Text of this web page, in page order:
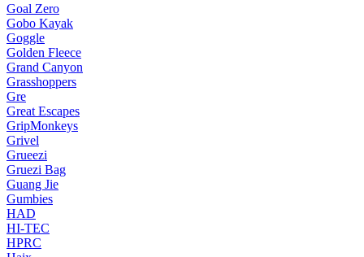
Goal Zero
Gobo Kayak
Goggle
Golden Fleece
Grand Canyon
Grasshoppers
Gre
Great Escapes
GripMonkeys
Grivel
Grueezi
Gruezi Bag
Guang Jie
Gumbies
HAD
HI-TEC
HPRC